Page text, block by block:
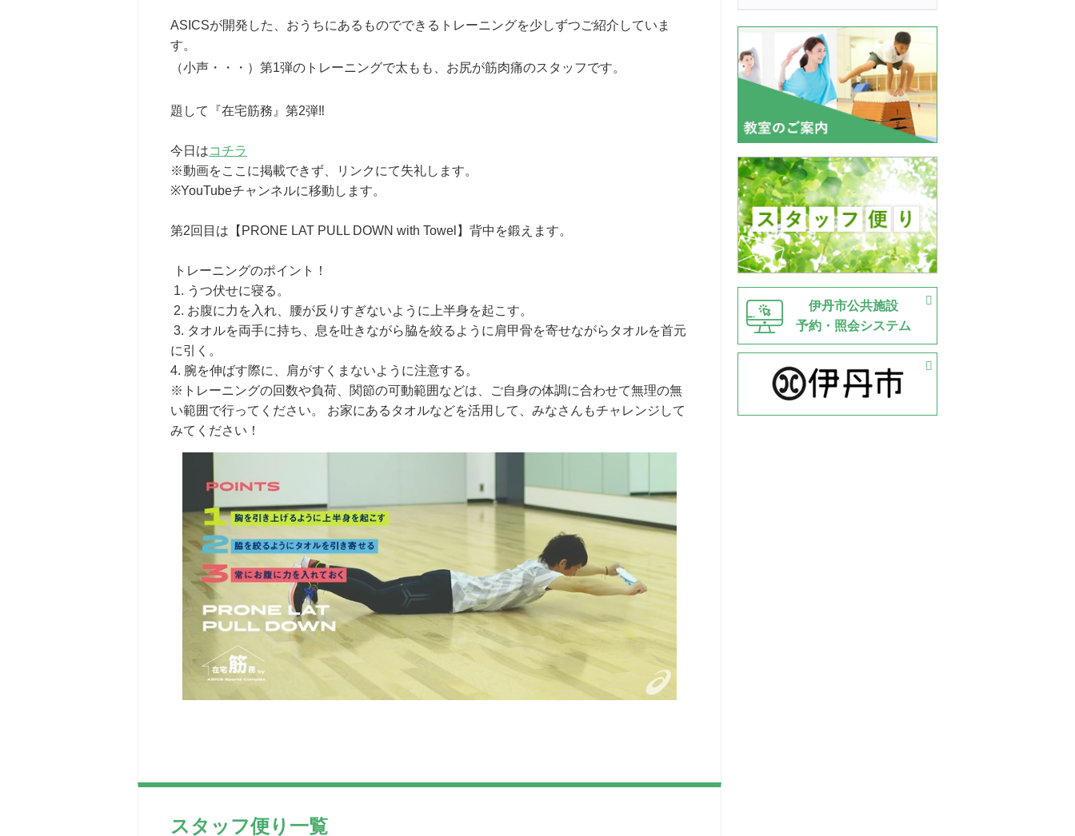
ASICSが開発した、おうちにあるものでできるトレーニングを少しずつご紹介していま
す。
（小声・・・）第1弾のトレーニングで太もも、お尻が筋肉痛のスタッフです。
題して『在宅筋務』第2弾‼
今日はコチラ
※動画をここに掲載できず、リンクにて失礼します。
※YouTubeチャンネルに移動します。
第2回目は【PRONE LAT PULL DOWN with Towel】背中を鍛えます。
トレーニングのポイント！
1. うつ伏せに寝る。
2. お腹に力を入れ、腰が反りすぎないように上半身を起こす。
3. タオルを両手に持ち、息を吐きながら脇を絞るように肩甲骨を寄せながらタオルを首元
に引く。
4. 腕を伸ばす際に、肩がすくまないように注意する。
※トレーニングの回数や負荷、関節の可動範囲などは、ご自身の体調に合わせて無理の無
い範囲で行ってください。 お家にあるタオルなどを活用して、みなさんもチャレンジして
みてください！
スタッフ便り一覧
伊丹市公共施設
予約・照会システム